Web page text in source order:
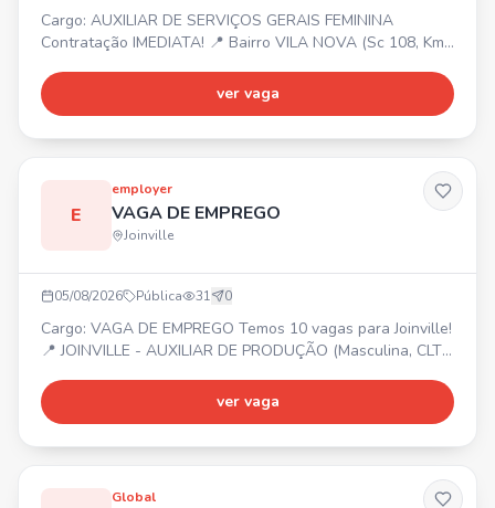
Cargo: AUXILIAR DE SERVIÇOS GERAIS FEMININA
Contratação IMEDIATA! 📍 Bairro VILA NOVA (Sc 108, Km
956,10 + 7% Assiduidade + 20% Insalubridade. 🎁
Benefícios: Vale alimentação R$ 20,33/dia trabalhado +
ver vaga
E
employer
VAGA DE EMPREGO
Joinville
05/08/2026 Pública 31 0
Cargo: VAGA DE EMPREGO Temos 10 vagas para Joinville!
📍 JOINVILLE - AUXILIAR DE PRODUÇÃO (Masculina, CLT
CLT Art. 390) - OPERADOR DE USINAGEM (Masculina, CLT
Art. 390) Entre em contato ou compareça na Employer! 📍
ver vaga
Global